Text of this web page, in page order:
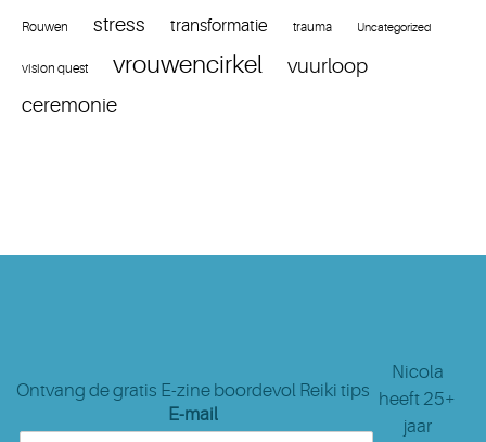
Rouwen stress transformatie trauma Uncategorized
vision quest vrouwencirkel
vuurloop
ceremonie
Ontvang de gratis E-zine boordevol Reiki tips
E-mail
Nicola
heeft 25+
jaar